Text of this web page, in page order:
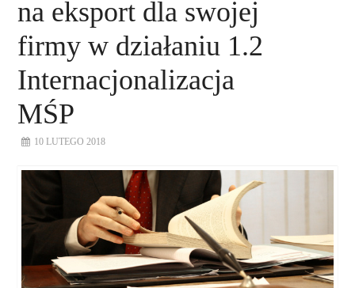
na eksport dla swojej
firmy w działaniu 1.2
Internacjonalizacja
MŚP
10 LUTEGO 2018